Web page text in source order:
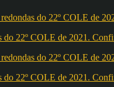
do 22º COLE de 2021.
do 22º COLE de 2021.